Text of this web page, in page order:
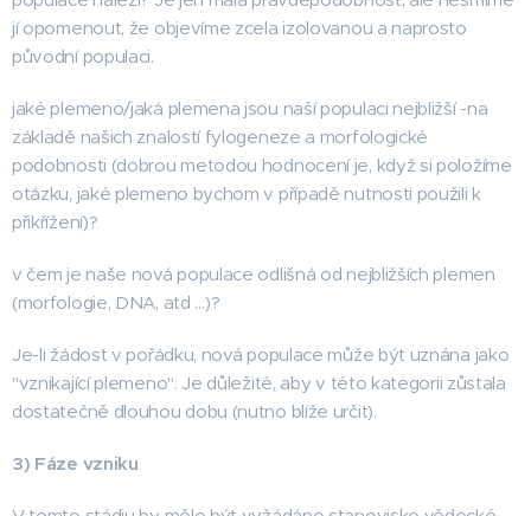
jí opomenout, že objevíme zcela izolovanou a naprosto
původní populaci.
jaké plemeno/jaká plemena jsou naší populaci nejbližší -na
základě našich znalostí fylogeneze a morfologické
podobnosti (dobrou metodou hodnocení je, když si položíme
otázku, jaké plemeno bychom v případě nutnosti použili k
přikřížení)?
v čem je naše nová populace odlišná od nejbližších plemen
(morfologie, DNA, atd …)?
Je-li žádost v pořádku, nová populace může být uznána jako
"vznikající plemeno". Je důležité, aby v této kategorii zůstala
dostatečně dlouhou dobu (nutno blíže určit).
3) Fáze vzniku